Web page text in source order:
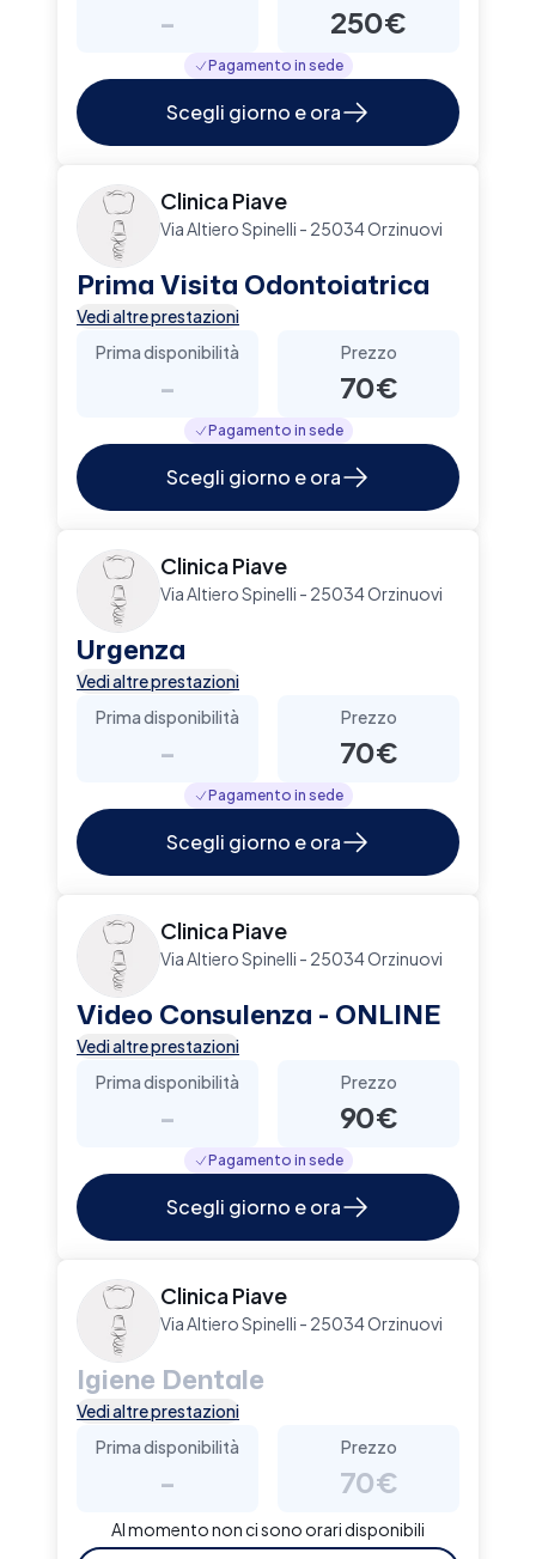
- 250€
Pagamento in sede
Scegli giorno e ora
Clinica Piave
Via Altiero Spinelli - 25034 Orzinuovi
Prima Visita Odontoiatrica
Vedi altre prestazioni
Prima disponibilità
-
Prezzo
70€
Pagamento in sede
Scegli giorno e ora
Clinica Piave
Via Altiero Spinelli - 25034 Orzinuovi
Urgenza
Vedi altre prestazioni
Prima disponibilità
-
Prezzo
70€
Pagamento in sede
Scegli giorno e ora
Clinica Piave
Via Altiero Spinelli - 25034 Orzinuovi
Video Consulenza - ONLINE
Vedi altre prestazioni
Prima disponibilità
-
Prezzo
90€
Pagamento in sede
Scegli giorno e ora
Clinica Piave
Via Altiero Spinelli - 25034 Orzinuovi
Igiene Dentale
Vedi altre prestazioni
Prima disponibilità
-
Prezzo
70€
Al momento non ci sono orari disponibili